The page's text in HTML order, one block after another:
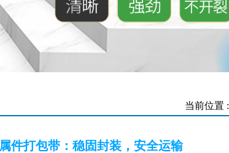
当前位置 :
件打包带：稳固封装，安全运输